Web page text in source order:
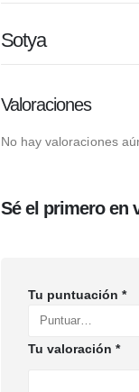
Sotya
Valoraciones
No hay valoraciones
Sé el primero en
Tu puntuación *
Tu valoración*